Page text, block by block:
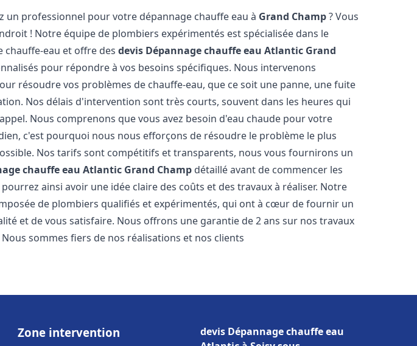
un professionnel pour votre dépannage chauffe eau à Grand Champ? Vous
! Notre équipe de plombiers expérimentés est spécialisée dans le
chauffe-eau et offre desdevis Dépannage chauffe eau Atlantic Grand
pour répondre à vos besoins spécifiques. Nous intervenons
résoudre vos problèmes de chauffe-eau, que ce soit une panne, une fuite
Nos délais d'intervention sont très courts, souvent dans les heures qui
Nous comprenons que vous avez besoin d'eau chaude pour votre
c'est pourquoi nous nous efforçons de résoudre le problème le plus
Nos tarifs sont compétitifs et transparents, nous vous fournirons un
chauffe eau Atlantic Grand Champ détaillé avant de commencer les
ainsi avoir une idée claire des coûts et des travaux à réaliser. Notre
de plombiers qualifiés et expérimentés, qui ont à cœur de fournir un
et de vous satisfaire. Nous offrons une garantie de 2 ans sur nos travaux
sommes fiers de nos réalisations et nos clients
Zone intervention
devis Dépannage chauffe eau